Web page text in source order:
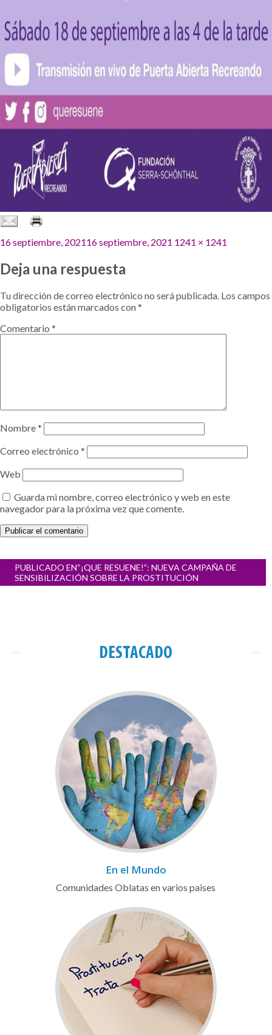
Publicado
16 septiembre, 202116 septiembre, 2021 Tamaño
1241 × 1241
Deja una respuesta
Tu dirección de correo electrónico no será publicada. Los campos
obligatorios están marcados con*
Comentario *
Nombre*
Correo electrónico *
Web
Guarda mi nombre, correo electrónico y web en este
navegador para la próxima vez que comente.
Navegación
entradas
PUBLICADO EN“¡QUE RESUENE!”: NUEVA CAMPAÑA DE
SENSIBILIZACIÓN SOBRE LA PROSTITUCIÓN
DESTACADO
En el Mundo
Comunidades Oblatas en varios paises